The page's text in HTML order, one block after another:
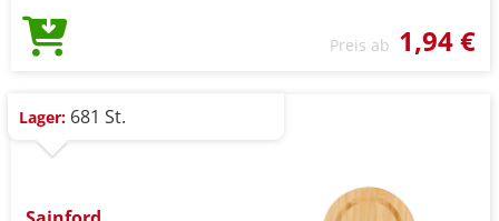
Preis ab 1,94 €
Lager: 681 St.